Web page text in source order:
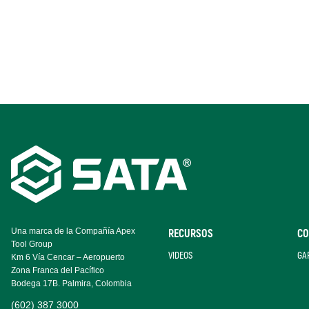
Footer
Navigation
Una marca de la Compañía Apex
Tool Group
Km 6 Vía Cencar – Aeropuerto
Zona Franca del Pacífico
Bodega 17B. Palmira, Colombia
(602) 387 3000
RECURSOS
VIDEOS